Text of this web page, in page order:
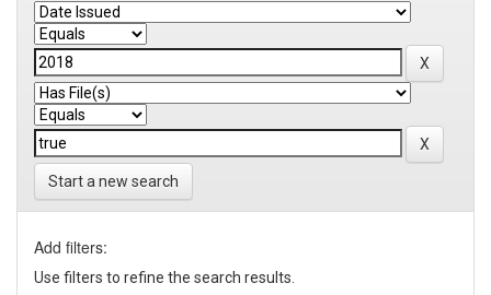
Start a new search
Add filters:
Use filters to refine the search results.